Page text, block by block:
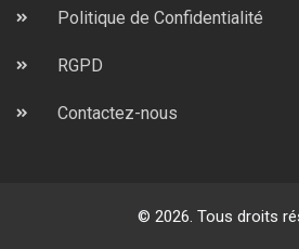
Politique de Confidentialité
RGPD
Contactez-nous
© 2026. Tous droits